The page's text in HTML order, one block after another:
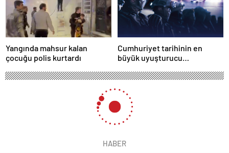
Yangında mahsur kalan
çocuğu polis kurtardı
Cumhuriyet tarihinin en
büyük uyuşturucu
tutuklandı
HABER